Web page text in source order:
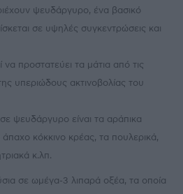
ψευδάργυρο, ένα βασικό
σε υψηλές συγκεντρώσεις και
προστατεύει τα μάτια από τις
υπεριώδους ακτινοβολίας του
ψευδάργυρο είναι τα αράπικα
άπαχο κόκκινο κρέας, τα πουλερικά,
κ.λπ.
σε ωμέγα-3 λιπαρά οξέα, τα οποία